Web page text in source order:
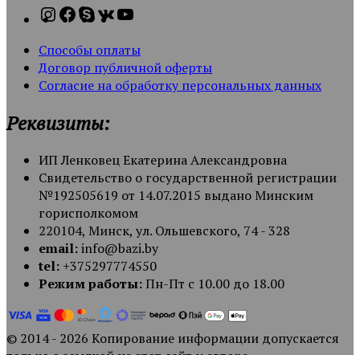
Способы оплаты
Договор публичной оферты
Согласие на обработку персональных данных
Реквизиты:
ИП Ленковец Екатерина Александровна
Свидетельство о государственной регистрации
№192505619 от 14.07.2015 выдано Минским
горисполкомом
220104, Минск, ул. Ольшевского, 74 - 328
email:info@bazi.by
tel: +375297774550
Режим работы:Пн-Пт с 10.00 до 18.00
© 2014 - 2026 Копирование информации допускается